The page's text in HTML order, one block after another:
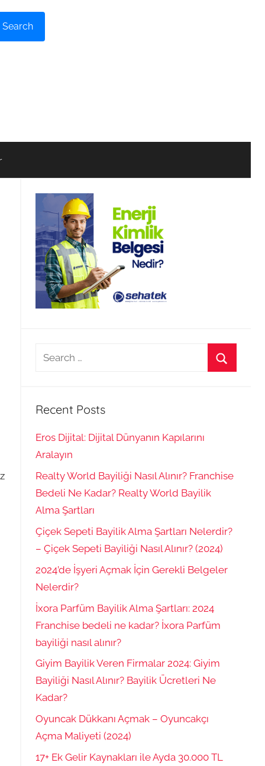
Search
Search
Recent Posts
Eros Dijital: Dijital Dünyanın Kapılarını
Aralayın
Realty World Bayiliği Nasıl Alınır? Franchise
Bedeli Ne Kadar? Realty World Bayilik
Alma Şartları
Çiçek Sepeti Bayilik Alma Şartları Nelerdir?
– Çiçek Sepeti Bayiliği Nasıl Alınır? (2024)
2024’de İşyeri Açmak İçin Gerekli Belgeler
Nelerdir?
İxora Parfüm Bayilik Alma Şartları: 2024
Franchise bedeli ne kadar? İxora Parfüm
bayiliği nasıl alınır?
Giyim Bayilik Veren Firmalar 2024: Giyim
Bayiliği Nasıl Alınır? Bayilik Ücretleri Ne
Kadar?
Oyuncak Dükkanı Açmak – Oyuncakçı
Açma Maliyeti (2024)
17+ Ek Gelir Kaynakları ile Ayda 30.000 TL